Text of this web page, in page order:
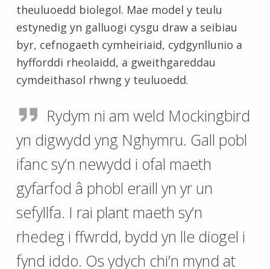
theuluoedd biolegol. Mae model y teulu
estynedig yn galluogi cysgu draw a seibiau
byr, cefnogaeth cymheiriaid, cydgynllunio a
hyfforddi rheolaidd, a gweithgareddau
cymdeithasol rhwng y teuluoedd.
Rydym ni am weld Mockingbird
yn digwydd yng Nghymru. Gall pobl
ifanc sy’n newydd i ofal maeth
gyfarfod â phobl eraill yn yr un
sefyllfa. I rai plant maeth sy’n
rhedeg i ffwrdd, bydd yn lle diogel i
fynd iddo. Os ydych chi’n mynd at